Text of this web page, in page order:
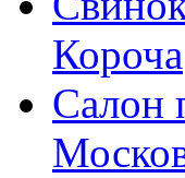
Короча
Салон